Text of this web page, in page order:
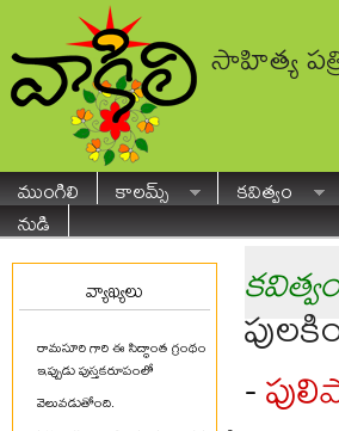
సాహిత్య
ముంగిలి కాలమ్స్ కవిత్వం
నుడి
వ్యాఖ్యలు
రామసూరి గారి ఈ సిద్ధాంత గ్రంథం
ఇప్పుడు పుస్తకరూపంలో
వెలువడుతోంది.
-